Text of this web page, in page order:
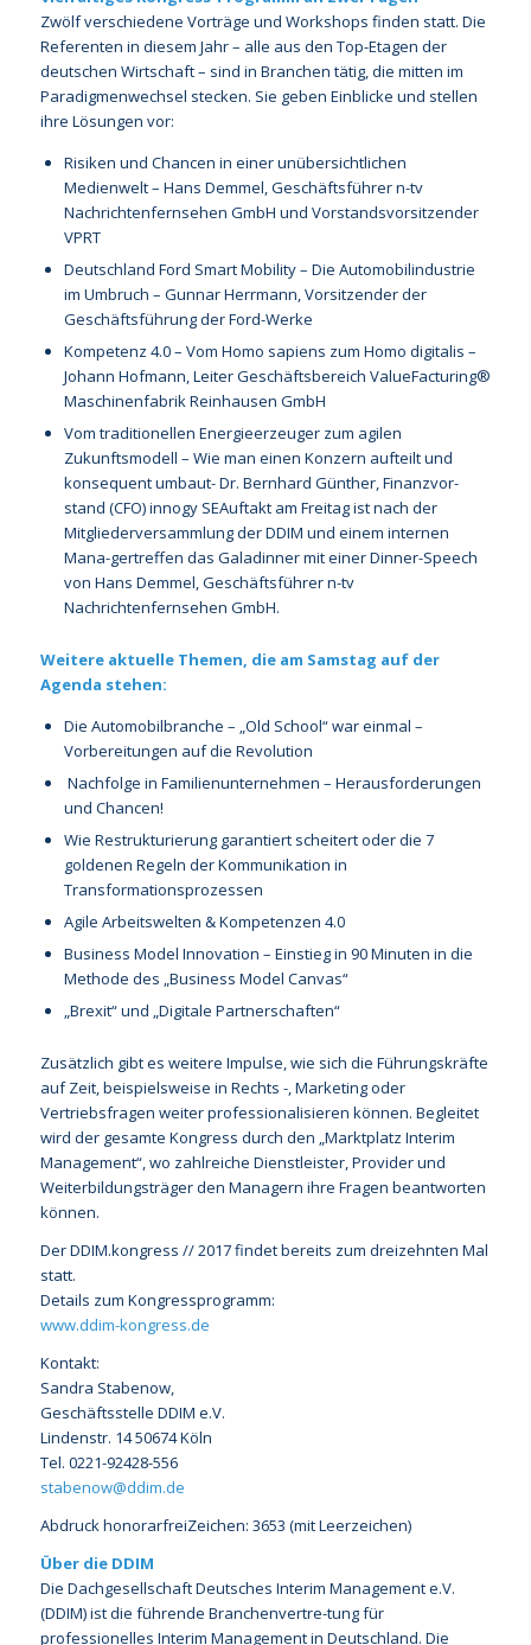
Zwölf verschiedene Vorträge und Workshops finden statt. Die
Referenten in diesem Jahr – alle aus den Top-Etagen der
deutschen Wirtschaft – sind in Branchen tätig, die mitten im
Paradigmenwechsel stecken. Sie geben Einblicke und stellen
ihre Lösungen vor:
Risiken und Chancen in einer unübersichtlichen
Medienwelt – Hans Demmel, Geschäftsführer n-tv
Nachrichtenfernsehen GmbH und Vorstandsvorsitzender
VPRT
Deutschland Ford Smart Mobility – Die Automobilindustrie
im Umbruch – Gunnar Herrmann, Vorsitzender der
Geschäftsführung der Ford-Werke
Kompetenz 4.0 – Vom Homo sapiens zum Homo digitalis –
Johann Hofmann, Leiter Geschäftsbereich ValueFacturing®
Maschinenfabrik Reinhausen GmbH
Vom traditionellen Energieerzeuger zum agilen
Zukunftsmodell – Wie man einen Konzern aufteilt und
konsequent umbaut- Dr. Bernhard Günther, Finanzvor-
stand (CFO) innogy SEAuftakt am Freitag ist nach der
Mitgliederversammlung der DDIM und einem internen
Mana-gertreffen das Galadinner mit einer Dinner-Speech
von Hans Demmel, Geschäftsführer n-tv
Nachrichtenfernsehen GmbH.
Weitere aktuelle Themen, die am Samstag auf der
Agenda stehen:
Die Automobilbranche – „Old School“ war einmal –
Vorbereitungen auf die Revolution
Nachfolge in Familienunternehmen – Herausforderungen
und Chancen!
Wie Restrukturierung garantiert scheitert oder die 7
goldenen Regeln der Kommunikation in
Transformationsprozessen
Agile Arbeitswelten & Kompetenzen 4.0
Business Model Innovation – Einstieg in 90 Minuten in die
Methode des „Business Model Canvas“
„Brexit“ und „Digitale Partnerschaften“
Zusätzlich gibt es weitere Impulse, wie sich die Führungskräfte
auf Zeit, beispielsweise in Rechts -, Marketing oder
Vertriebsfragen weiter professionalisieren können. Begleitet
wird der gesamte Kongress durch den „Marktplatz Interim
Management“, wo zahlreiche Dienstleister, Provider und
Weiterbildungsträger den Managern ihre Fragen beantworten
können.
Der DDIM.kongress // 2017 findet bereits zum dreizehnten Mal
statt.
Details zum Kongressprogramm:
www.ddim-kongress.de
Kontakt:
Sandra Stabenow,
Geschäftsstelle DDIM e.V.
Lindenstr. 14 50674 Köln
Tel. 0221-92428-556
stabenow@ddim.de
Abdruck honorarfreiZeichen: 3653 (mit Leerzeichen)
Über die DDIM
Die Dachgesellschaft Deutsches Interim Management e.V.
(DDIM) ist die führende Branchenvertre-tung für
professionelles Interim Management in Deutschland. Die